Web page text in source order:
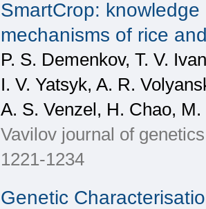
SmartCrop:
mechanisms of rice
P. S. Demenkov, T. V.
I. V. Yatsyk, A. R.
A. S. Venzel, H. Chao,
Vavilov journal of
1221-1234
Genetic